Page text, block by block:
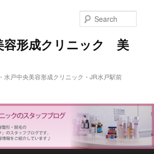
容形成クリニック 美
水戸中央美容形成クリニック・JR水戸駅前